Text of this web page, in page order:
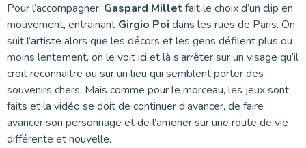
Pour l’accompagner, Gaspard Millet fait le choix d’un clip en
mouvement, entrainant Girgio Poi dans les rues de Paris. On
suit l’artiste alors que les décors et les gens défilent plus ou
moins lentement, on le voit ici et là s’arrêter sur un visage qu’il
croit reconnaitre ou sur un lieu qui semblent porter des
souvenirs chers. Mais comme pour le morceau, les jeux sont
faits et la vidéo se doit de continuer d’avancer, de faire
avancer son personnage et de l’amener sur une route de vie
différente et nouvelle.